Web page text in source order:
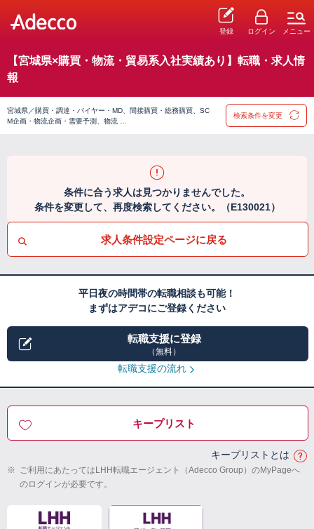
登録 ログイン メニュー
【宮城県×購買・物流・貿易系入社実績あり】転職・求人情
報
宮城県／購買・調達・バイヤー・MD、間接購買・総務購買、SC
M企画・物流企画・需要予測、物流 …
検索条件を変更
条件に合う求人は見つかりませんでした。
条件を変更して、再度検索してください。（E130021）
求人条件設定ページに戻る
平日夜の時間帯の転職相談も可能！
まずはアデコにご登録ください
転職支援に登録
（無料）
転職支援の流れ
キープリスト
キープリストとは
※ ご利用にあたってはLHH転職エージェント（Adecco Group）のMyPageへ
のログインが必要です。